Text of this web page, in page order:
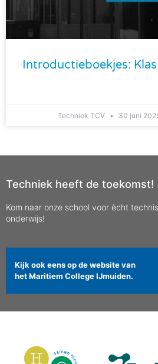
Introductieboekjes:
Techniek TCV 30 juni
Techniek heeft de toekomst!
Kom naar onze school voor ècht
onderwijs!
Kijk ook eens op de website van
het Maritiem College IJmuiden.